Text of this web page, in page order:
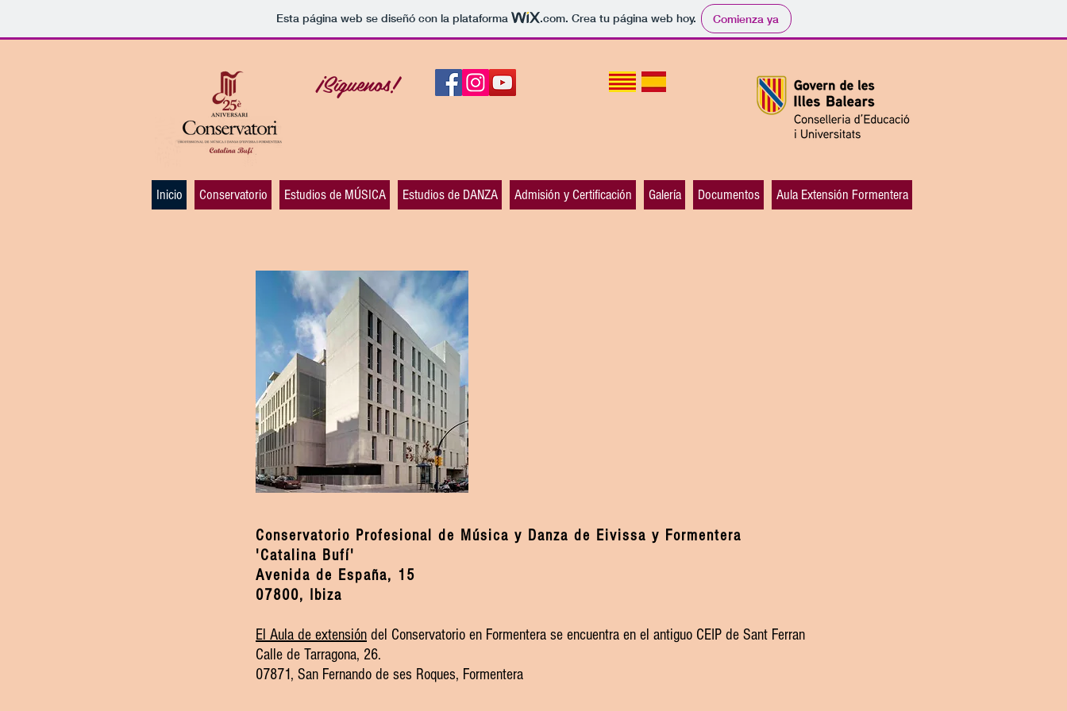
Esta página web se diseñó con la plataforma .com. Crea tu página web hoy. Comienza ya
¡Síguenos!
Inicio Conservatorio Estudios de MÚSICA Estudios de DANZA Admisión y Certificación Galería Documentos Aula Extensión Formentera
Conservatorio Profesional de Música y Danza de Eivissa y Formentera
'Catalina Bufí'
Avenida de España, 15
07800, Ibiza
El Aula de extensión del Conservatorio en Formentera se encuentra en el antiguo CEIP de Sant Ferran
Calle de Tarragona, 26.
07871, San Fernando de ses Roques, Formentera